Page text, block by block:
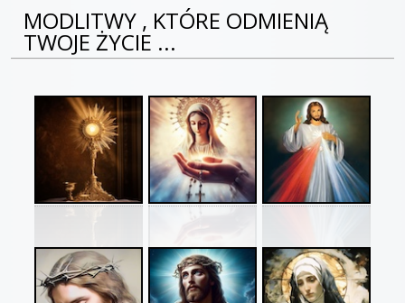
MODLITWY , KTÓRE ODMIENIĄ
TWOJE ŻYCIE ...